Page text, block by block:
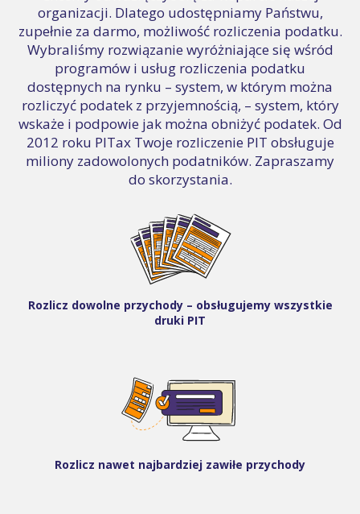
organizacji. Dlatego udostępniamy Państwu,
zupełnie za darmo, możliwość rozliczenia podatku.
Wybraliśmy rozwiązanie wyróżniające się wśród
programów i usług rozliczenia podatku
dostępnych na rynku – system, w którym można
rozliczyć podatek z przyjemnością, – system, który
wskaże i podpowie jak można obniżyć podatek. Od
2012 roku PITax Twoje rozliczenie PIT obsługuje
miliony zadowolonych podatników. Zapraszamy
do skorzystania.
Rozlicz dowolne przychody – obsługujemy wszystkie
druki PIT
Rozlicz nawet najbardziej zawiłe przychody